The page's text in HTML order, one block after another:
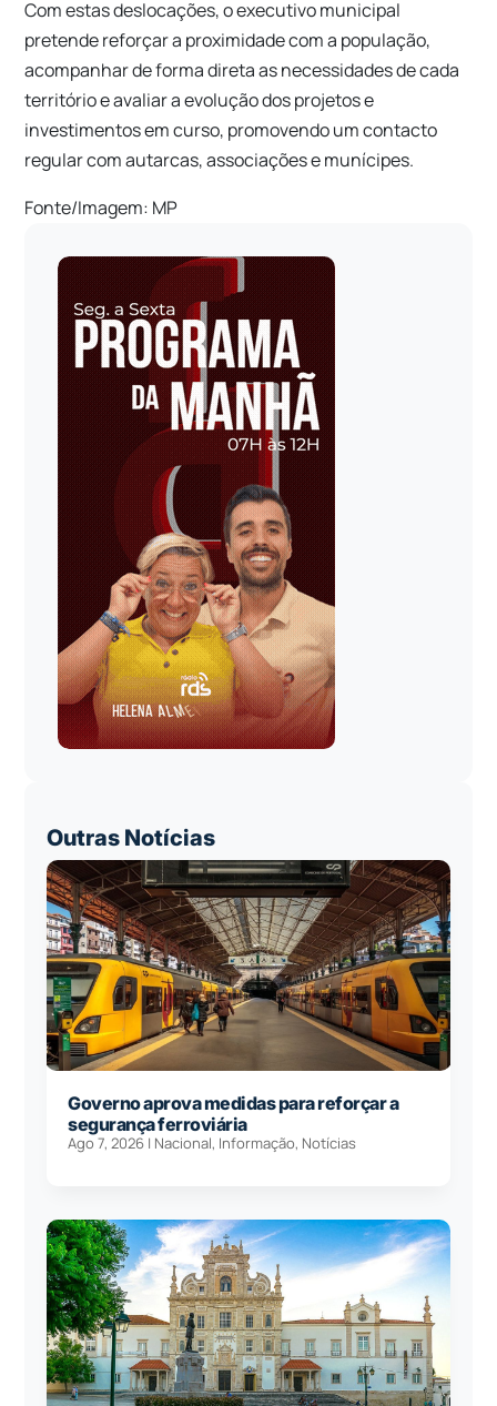
Com estas deslocações, o executivo municipal
pretende reforçar a proximidade com a população,
acompanhar de forma direta as necessidades de cada
território e avaliar a evolução dos projetos e
investimentos em curso, promovendo um contacto
regular com autarcas, associações e munícipes.
Fonte/Imagem: MP
Outras Notícias
Governo aprova medidas para reforçar a
segurança ferroviária
Ago 7, 2026 | Nacional, Informação, Notícias